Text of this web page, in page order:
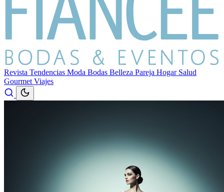
Revista Tendencias Moda Bodas Belleza Pareja Hogar Salud
Gourmet Viajes